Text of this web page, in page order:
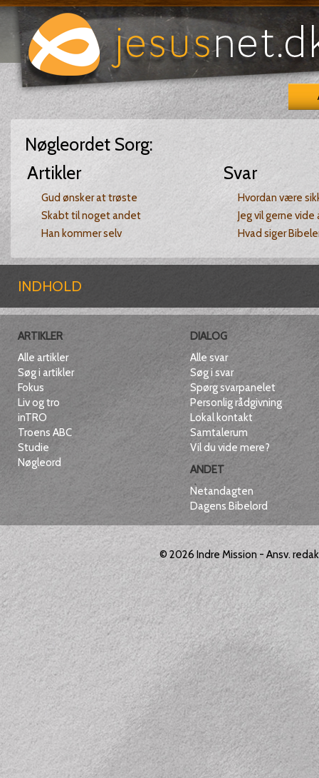
Nøgleordet Sorg:
Artikler
Gud ønsker at trøste
Skabt til noget andet
Han kommer selv
Svar
Hvordan være
Jeg vil gerne vide
Hvad siger
INDHOLD
ARTIKLER
Alle artikler
Søg i artikler
Fokus
Liv og tro
inTRO
Troens ABC
Studie
Nøgleord
DIALOG
Alle svar
Søg i svar
Spørg svarpanelet
Personlig rådgivning
Lokal kontakt
Samtalerum
Vil du vide mere?
ANDET
Netandagten
Dagens Bibelord
© 2026Indre Mission- Ansv.